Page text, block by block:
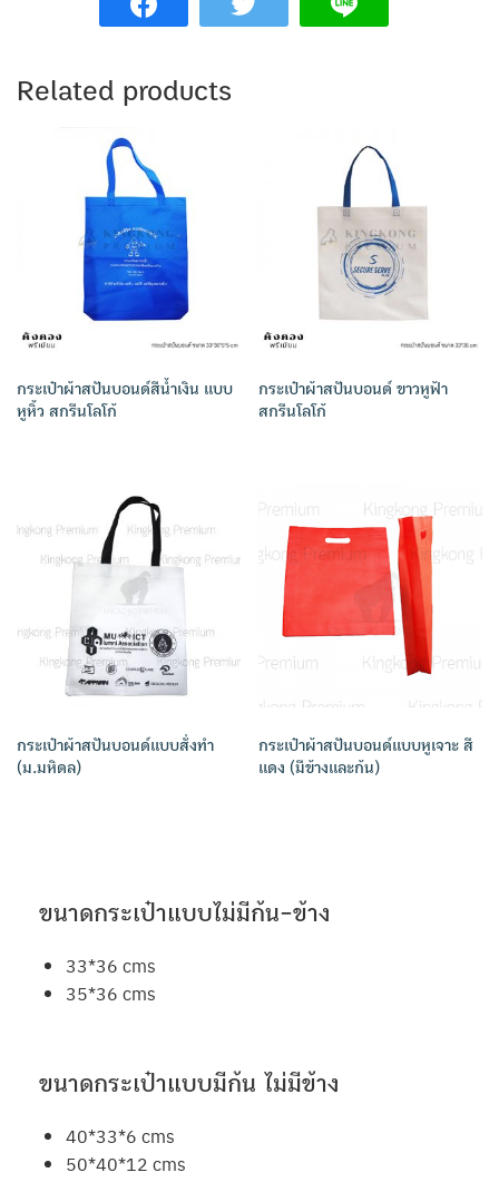
Related products
กระเป๋าผ้าสปันบอนด์สีน้ำเงิน แบบ
หูหิ้ว สกรีนโลโก้
กระเป๋าผ้าสปันบอนด์ ขาวหูฟ้า
สกรีนโลโก้
กระเป๋าผ้าสปันบอนด์แบบสั่งทำ
(ม.มหิดล)
กระเป๋าผ้าสปันบอนด์แบบหูเจาะ สี
แดง (มีข้างและก้น)
ขนาดกระเป๋าแบบไม่มีก้น-ข้าง
33*36 cms
35*36 cms
ขนาดกระเป๋าแบบมีก้น ไม่มีข้าง
40*33*6 cms
50*40*12 cms